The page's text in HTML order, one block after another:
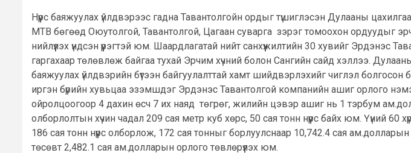
Нүүрс баяжуулах үйлдвэрээс гадна Тавантолгойн ордыг түшиглэсэн Дулааны
МТВ бөгөөд Оюутолгой, Тавантолгой, Цагаан суварга зэрэг томоохон ордуудыг
нийлүүлэх үндсэн үүрэгтэй юм. Шаардлагатай нийт санхүүжилтийн 30 хувийг
гаргахаар төлөвлөж байгаа тухай Эрчим хүчний болон Сангийн сайд хэллээ.
баяжуулах үйлдвэрийн бүтээн байгуулалттай хамт шийдвэрлэхийг чиглэл болгосон
иргэн бүрийн хувьцаа эзэмшдэг Эрдэнэс Тавантолгой компанийн ашиг орлого
ойролцоогоор 4 дахин өсч 7 их наяд төгрөг, жилийн цэвэр ашиг нь 1 тэрбум
олборлолтын хүчин чадал 209 сая метр куб хөрс, 50 сая тонн нүүрс байх юм. Үүний
186 сая тонн нүүрс олборлож, 172 сая тонныг борлуулснаар 10,742.4 сая
төсөвт 2,482.1 сая ам.долларын орлого төвлөрүүлэх юм.